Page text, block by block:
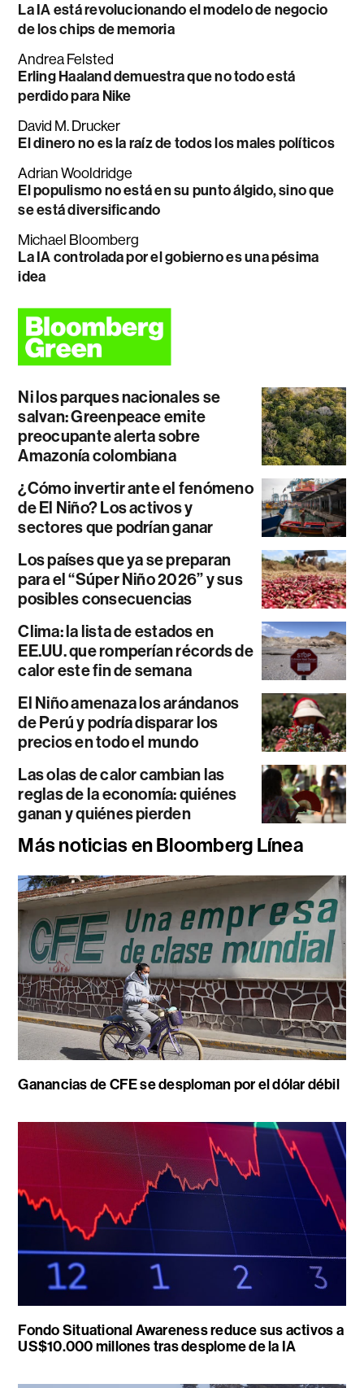
La IA está revolucionando el modelo de negocio
de los chips de memoria
Andrea Felsted
Erling Haaland demuestra que no todo está
perdido para Nike
David M. Drucker
El dinero no es la raíz de todos los males políticos
Adrian Wooldridge
El populismo no está en su punto álgido, sino que
se está diversificando
Michael Bloomberg
La IA controlada por el gobierno es una pésima
idea
Ni los parques nacionales se
salvan: Greenpeace emite
preocupante alerta sobre
Amazonía colombiana
¿Cómo invertir ante el fenómeno
de El Niño? Los activos y
sectores que podrían ganar
Los países que ya se preparan
para el “Súper Niño 2026” y sus
posibles consecuencias
Clima: la lista de estados en
EE.UU. que romperían récords de
calor este fin de semana
El Niño amenaza los arándanos
de Perú y podría disparar los
precios en todo el mundo
Las olas de calor cambian las
reglas de la economía: quiénes
ganan y quiénes pierden
Más noticias en Bloomberg Línea
Ganancias de CFE se desploman por el dólar débil
Fondo Situational Awareness reduce sus activos a
US$10.000 millones tras desplome de la IA